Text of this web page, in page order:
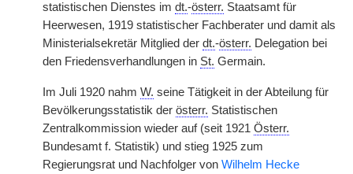
statistischen Dienstes im dt.-österr. Staatsamt für
Heerwesen, 1919 statistischer Fachberater und damit als
Ministerialsekretär Mitglied der dt.-österr. Delegation bei
den Friedensverhandlungen in St. Germain.
Im Juli 1920 nahm W. seine Tätigkeit in der Abteilung für
Bevölkerungsstatistik der österr. Statistischen
Zentralkommission wieder auf (seit 1921 Österr.
Bundesamt f. Statistik) und stieg 1925 zum
Regierungsrat und Nachfolger von Wilhelm Hecke